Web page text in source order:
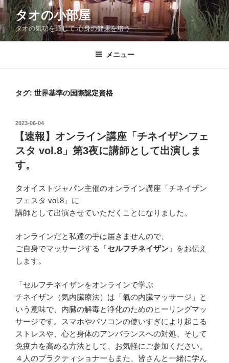
コ
ン
テ
ン
タオの小部屋
タオの気功を通じて 心身の健康を培う
メニュー
タグ: 世界基準の国際認定資格
投
日:
2023-06-04
【速報】オンライン講座「チネイザンフェ
スタ vol.8」第3夜に講師として出演しま
す。
タオイストジャパン主催のオンライン講座「チネイザン
フェスタ vol.8」に
講師として出演させていただくことになりました。
オンラインだと私達の手は届きませんので、
ご自身でマッサージする「セルフチネイザン 」をお伝え
します。
「セルフチネイザンをオンラインで学ぶ
チネイザン（気内臓療法）は「氣の内臓マッサージ」と
いう意味で、内臓の解毒と浄化のためのヒーリングマッ
サージです。スマホやパソコンの使いすぎにより起こる
ストレスや、心と身体のアンバランスへの対処、そして
免疫力を高める方法として、お気軽にご参加ください。
４人のプラクティショナーもまた、皆さんと一緒に学ん